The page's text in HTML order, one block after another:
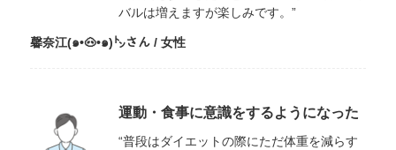
バルは増えますが楽しみです。”
馨奈江(๑•🐽•๑)㌧さん / 女性
運動・食事に意識をするようになった
“普段はダイエットの際にただ体重を減らす